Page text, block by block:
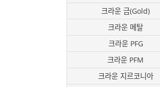
크라운 금(Gold)
크라운 메탈
크라운 PFG
크라운 PFM
크라운 지르코니아